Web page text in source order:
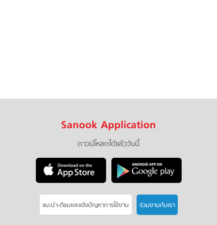
Sanook Application
ดาวน์โหลดได้แล้ววันนี้
แนะนำ-ติชมเเละแจ้งปัญหาการใช้งาน ร่วมงานกับเรา